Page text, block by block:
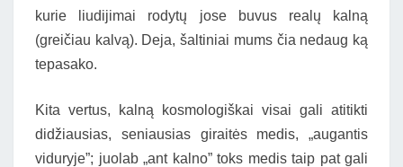
kurie liudijimai rodytų jose buvus realų kalną
(greičiau kalvą). Deja, šaltiniai mums čia nedaug ką
tepasako.
Kita vertus, kalną kosmologiškai visai gali atitikti
didžiausias, seniausias giraitės medis, „augantis
viduryje”; juolab „ant kalno” toks medis taip pat gali